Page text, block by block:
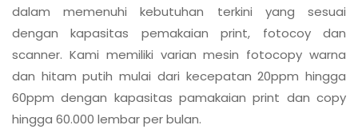
dalam memenuhi kebutuhan terkini yang sesuai
dengan kapasitas pemakaian print, fotocoy dan
scanner. Kami memiliki varian mesin fotocopy warna
dan hitam putih mulai dari kecepatan 20ppm hingga
60ppm dengan kapasitas pamakaian print dan copy
hingga 60.000 lembar per bulan.